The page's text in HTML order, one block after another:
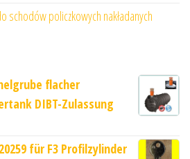
schodów policzkowych nakładanych
flacher
DIBT-Zulassung
für F3 Profilzylinder